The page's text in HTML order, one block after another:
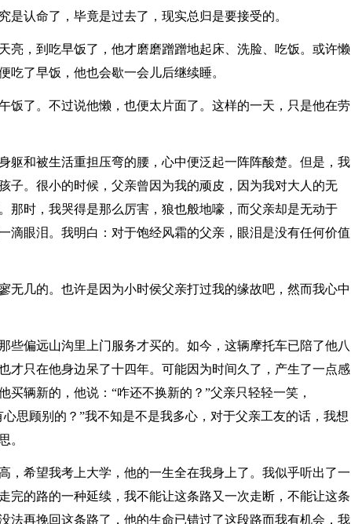
是认命了，毕竟是过去了，现实总归是要接受的。
亮，到吃早饭了，他才磨磨蹭蹭地起床、洗脸、吃饭。或许懒
吃了早饭，他也会歇一会儿后继续睡。
饭了。不过说他懒，也便太片面了。这样的一天，只是他在劳
躯和被生活重担压弯的腰，心中便泛起一阵阵酸楚。但是，我
子。很小的时候，父亲曾因为我的顽皮，因为我对大人的无
那时，我哭得是那么厉害，狼也般地嚎，而父亲却是无动于
滴眼泪。我明白：对于饱经风霜的父亲，眼泪是没有任何价值
无几的。也许是因为小时侯父亲打过我的缘故吧，然而我心中
些偏远山沟里上门服务才买的。如今，这辆摩托车已陪了他八
才只在他身边呆了十四年。可能因为时间久了，产生了一点感
辆新的，他说：“咋还不换新的？”父亲只轻轻一笑，
思顾别的？”我不知是不是我多心，对于父亲工友的话，我想
。
，希望我考上大学，他的一生全在我身上了。我似乎听出了一
完的路的一种延续，我不能让这条路又一次走断，不能让这条
法再挽回这条路了，他的生命已错过了这段路而我有机会，我